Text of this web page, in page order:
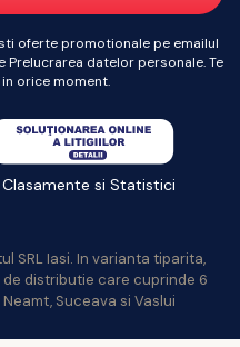
oferte promotionale pe emailul
datelor personale. Te
orice moment.
SRL Iasi. In varianta tiparita,
distributie care cuprinde 6
Suceava si Vaslui